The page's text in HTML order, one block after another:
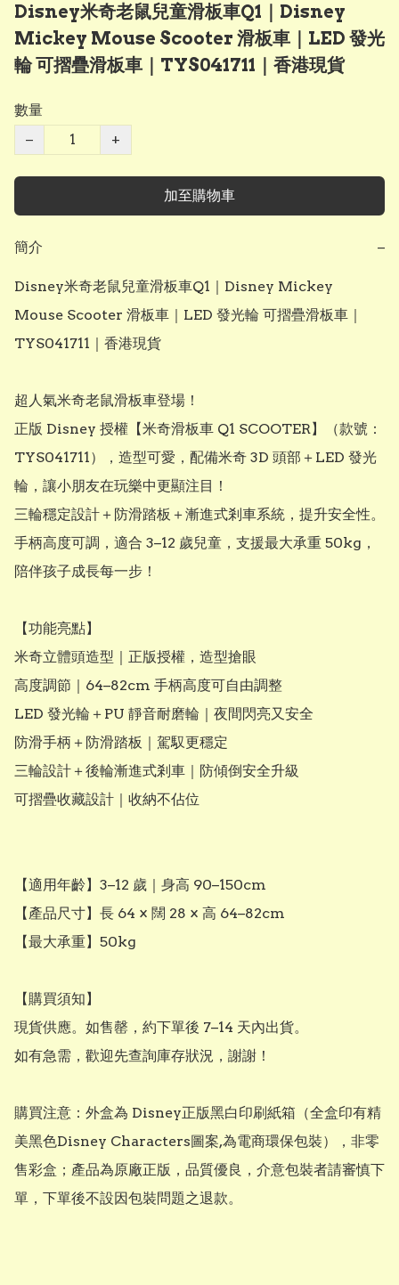
Disney米奇老鼠兒童滑板車Q1｜Disney
Mickey Mouse Scooter 滑板車｜LED 發光
輪 可摺疊滑板車｜TYS041711｜香港現貨
數量
−
+
加至購物車
簡介 −
Disney米奇老鼠兒童滑板車Q1｜Disney Mickey
Mouse Scooter 滑板車｜LED 發光輪 可摺疊滑板車｜
TYS041711｜香港現貨
超人氣米奇老鼠滑板車登場！
正版 Disney 授權【米奇滑板車 Q1 SCOOTER】（款號：
TYS041711），造型可愛，配備米奇 3D 頭部＋LED 發光
輪，讓小朋友在玩樂中更顯注目！
三輪穩定設計＋防滑踏板＋漸進式剎車系統，提升安全性。
手柄高度可調，適合 3–12 歲兒童，支援最大承重 50kg，
陪伴孩子成長每一步！
【功能亮點】
米奇立體頭造型｜正版授權，造型搶眼
高度調節｜64–82cm 手柄高度可自由調整
LED 發光輪＋PU 靜音耐磨輪｜夜間閃亮又安全
防滑手柄＋防滑踏板｜駕馭更穩定
三輪設計＋後輪漸進式剎車｜防傾倒安全升級
可摺疊收藏設計｜收納不佔位
【適用年齡】3–12 歲｜身高 90–150cm
【產品尺寸】長 64 × 闊 28 × 高 64–82cm
【最大承重】50kg
【購買須知】
現貨供應。如售罄，約下單後 7–14 天內出貨。
如有急需，歡迎先查詢庫存狀況，謝謝！
購買注意：外盒為 Disney正版黑白印刷紙箱（全盒印有精
美黑色Disney Characters圖案,為電商環保包裝），非零
售彩盒；產品為原廠正版，品質優良，介意包裝者請審慎下
單，下單後不設因包裝問題之退款。